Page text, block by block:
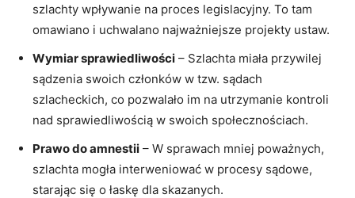
szlachty wpływanie na proces legislacyjny. To tam
omawiano i uchwalano najważniejsze projekty ustaw.
Wymiar sprawiedliwości – Szlachta miała przywilej
sądzenia swoich członków w tzw. sądach
szlacheckich, co pozwalało im na utrzymanie kontroli
nad sprawiedliwością w swoich społecznościach.
Prawo do amnestii – W sprawach mniej poważnych,
szlachta mogła interweniować w procesy sądowe,
starając się o łaskę dla skazanych.